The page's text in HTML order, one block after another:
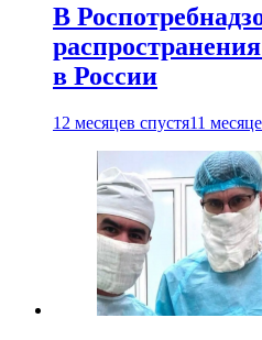
В
в России
12 месяцев спустя11